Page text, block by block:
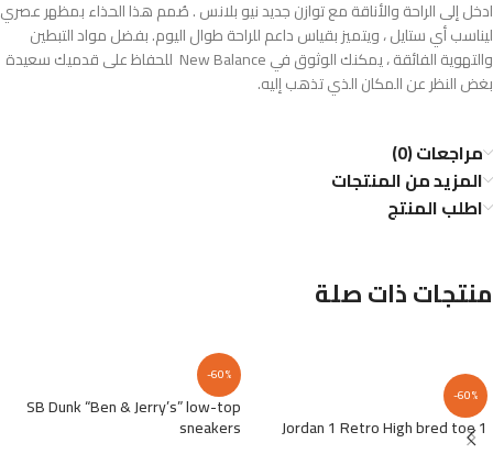
ادخل إلى الراحة والأناقة مع توازن جديد نيو بلانس . صُمم هذا الحذاء بمظهر عصري
ليناسب أي ستايل ، ويتميز بقياس داعم للراحة طوال اليوم. بفضل مواد التبطين
والتهوية الفائقة ، يمكنك الوثوق في New Balance للحفاظ على قدميك سعيدة
بغض النظر عن المكان الذي تذهب إليه.
مراجعات (0)
المزيد من المنتجات
اطلب المنتج
منتجات ذات صلة
-60%
Jordan 1 Retro High bred toe 1
-60%
SB Dunk “Ben & Jerry’s” low-top
sneakers